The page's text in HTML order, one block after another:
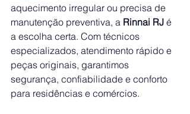
aquecimento irregular ou precisa de
manutenção preventiva, a Rinnai RJ é
a escolha certa. Com técnicos
especializados, atendimento rápido e
peças originais, garantimos
segurança, confiabilidade e conforto
para residências e comércios.